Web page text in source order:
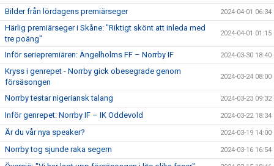
Bilder från lördagens premiärseger 2024-04-01 06:34
Härlig premiärseger i Skåne: "Riktigt skönt att inleda med
tre poäng"
2024-04-01 01:15
Inför seriepremiären: Ängelholms FF – Norrby IF 2024-03-30 18:40
Kryss i genrepet - Norrby gick obesegrade genom
försäsongen
2024-03-24 08:00
Norrby testar nigeriansk talang 2024-03-23 09:32
Inför genrepet: Norrby IF – IK Oddevold 2024-03-22 18:34
Är du vår nya speaker? 2024-03-19 14:00
Norrby tog sjunde raka segern 2024-03-16 16:54